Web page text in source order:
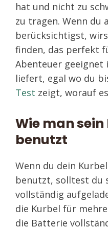
hat und nicht zu
zu tragen. Wenn du
berücksichtigst,
finden, das perfekt
Abenteuer geeignet
liefert, egal wo du
Test zeigt, worauf
Wie man
benutzt
Wenn du dein
benutzt, solltest du
vollständig
die Kurbel für
die Batterie